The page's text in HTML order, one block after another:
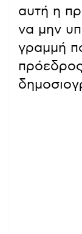
αυτή η
να μην
γραμμή